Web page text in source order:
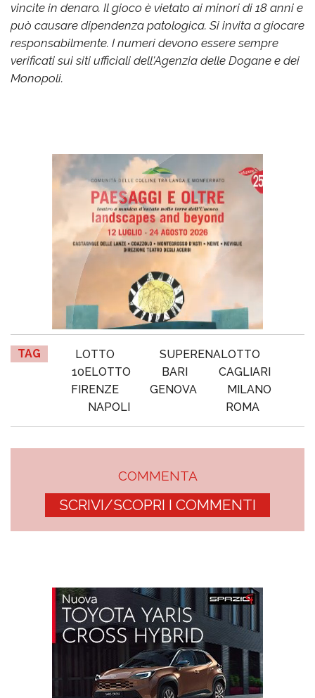
vincite in denaro. Il gioco è vietato ai minori di 18 anni e
può causare dipendenza patologica. Si invita a giocare
responsabilmente. I numeri devono essere sempre
verificati sui siti ufficiali dell'Agenzia delle Dogane e dei
Monopoli.
TAG LOTTO
SUPERENALOTTO
10ELOTTO
BARI
CAGLIARI
FIRENZE
GENOVA
MILANO
NAPOLI
ROMA
COMMENTA
SCRIVI/SCOPRI I COMMENTI